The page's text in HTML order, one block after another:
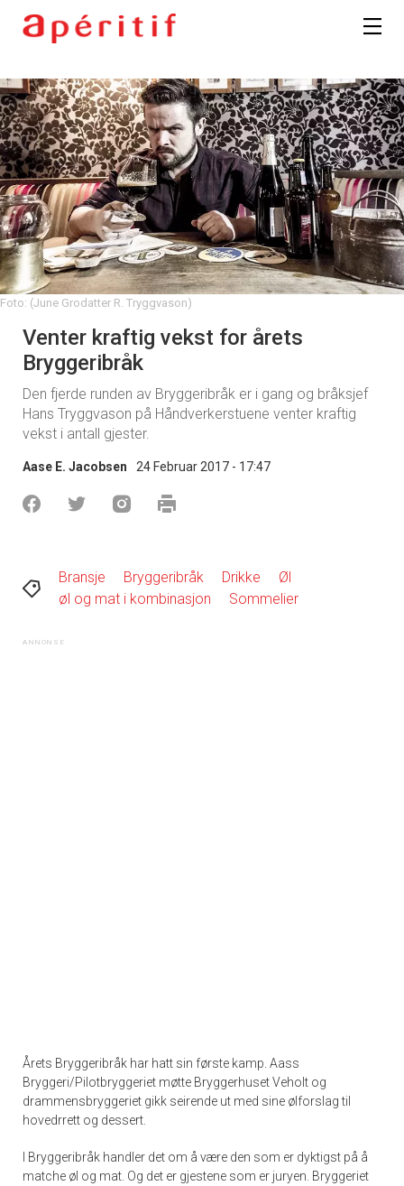
Foto: (June Grodatter R. Tryggvason)
Venter kraftig vekst for årets
Bryggeribråk
Den fjerde runden av Bryggeribråk er i gang og bråksjef
Hans Tryggvason på Håndverkerstuene venter kraftig
vekst i antall gjester.
Aase E. Jacobsen 24 Februar 2017 - 17:47
Bransje Bryggeribråk Drikke
Øl
øl og mat i kombinasjon
Sommelier
Årets Bryggeribråk har hatt sin første kamp. Aass
Bryggeri/Pilotbryggeriet møtte Bryggerhuset Veholt og
drammensbryggeriet gikk seirende ut med sine ølforslag til
hovedrrett og dessert.
I Bryggeribråk handler det om å være den som er dyktigst på å
matche øl og mat. Og det er gjestene som er juryen. Bryggeriet